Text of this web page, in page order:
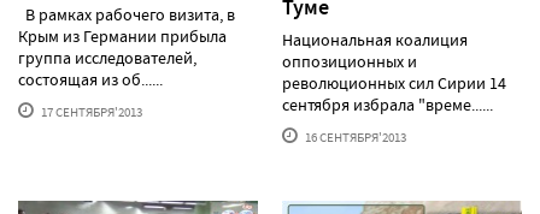
В рамках рабочего визита, в
Крым из Германии прибыла
группа исследователей,
состоящая из об......
17 СЕНТЯБРЯ'2013
Туме
Национальная коалиция
оппозиционных и
революционных сил Сирии 14
сентября избрала "време......
16 СЕНТЯБРЯ'2013